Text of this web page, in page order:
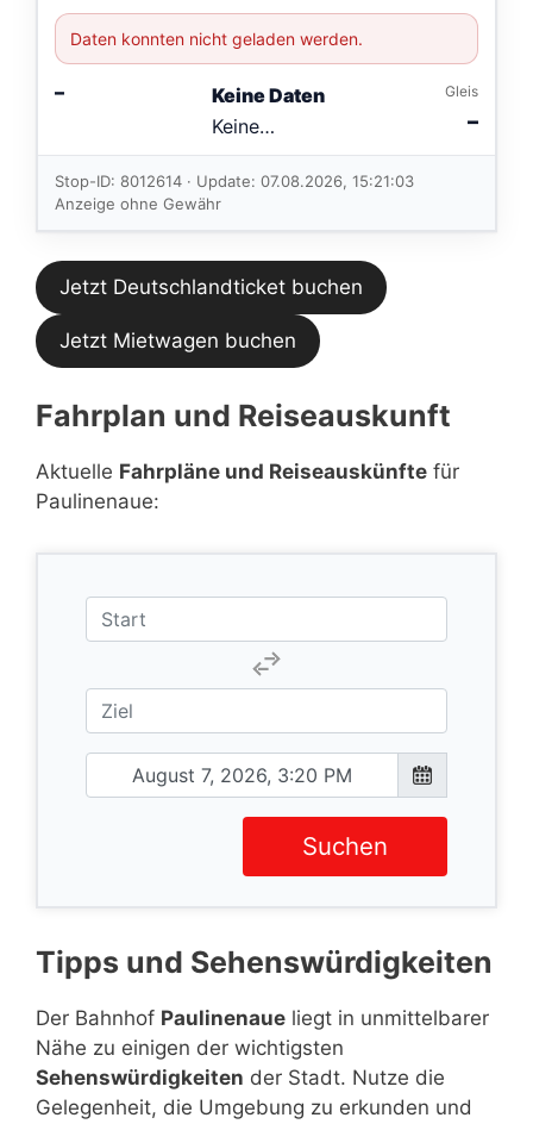
Daten konnten nicht geladen werden.
–
Keine Daten
Keine
Verbindungen
im aktuellen
Feed.
Gleis
–
Stop-ID: 8012614 · Update: 07.08.2026, 15:21:03
Anzeige ohne Gewähr
Jetzt Deutschlandticket buchen
Jetzt Mietwagen buchen
Fahrplan und Reiseauskunft
Aktuelle Fahrpläne und Reiseauskünfte für
Paulinenaue:
Suchen
Tipps und Sehenswürdigkeiten
Der Bahnhof Paulinenaue liegt in unmittelbarer
Nähe zu einigen der wichtigsten
Sehenswürdigkeiten der Stadt. Nutze die
Gelegenheit, die Umgebung zu erkunden und